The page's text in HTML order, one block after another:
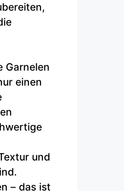
Garnelen
einen
und
– das ist